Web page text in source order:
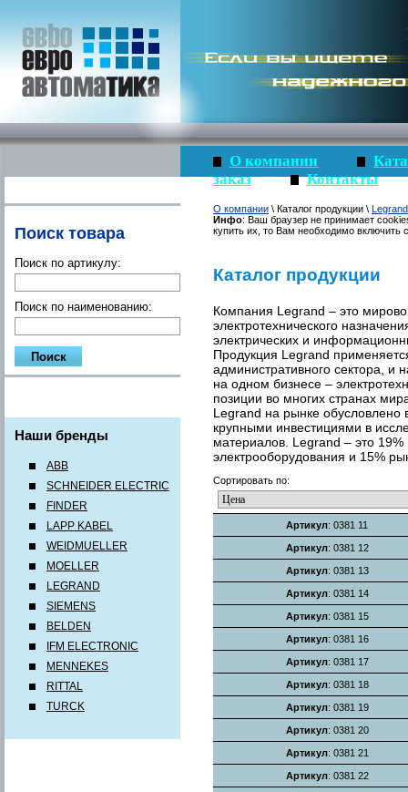
Поиск товара
Поиск по артикулу:
Поиск по наименованию:
Наши бренды
ABB
SCHNEIDER ELECTRIC
FINDER
LAPP KABEL
WEIDMUELLER
MOELLER
LEGRAND
SIEMENS
BELDEN
IFM ELECTRONIC
MENNEKES
RITTAL
TURCK
О компании
заказ
Контакты
О компании \ Каталог продукции \ Legrand
Инфо: Ваш браузер не принимает
купить их, то Вам необходимо включить
Каталог продукции
Компания Legrand – это
электротехнического
электрических и
Продукция Legrand
административного сектора,
на одном бизнесе –
позиции во многих странах
Legrand на рынке обусловлено
крупными инвестициями в
материалов. Legrand – это 19%
электрооборудования и 15%
Сортировать по:
Артикул: 0381 11
Артикул: 0381 12
Артикул: 0381 13
Артикул: 0381 14
Артикул: 0381 15
Артикул: 0381 16
Артикул: 0381 17
Артикул: 0381 18
Артикул: 0381 19
Артикул: 0381 20
Артикул: 0381 21
Артикул: 0381 22